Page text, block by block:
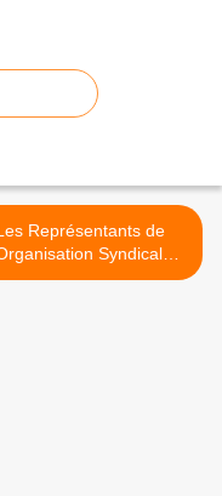
Représentants de
Syndicale
(ROS) de l'UNSA >